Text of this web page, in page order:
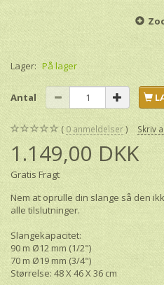
Lager: På lager
Antal
0 anmeldelser Skriv
1.149,00 DKK
Gratis Fragt
Nem at oprulle din slange så den
alle tilslutninger.
Slangekapacitet:
90 m Ø12 mm (1/2")
70 m Ø19 mm (3/4")
Størrelse: 48 X 46 X 36 cm